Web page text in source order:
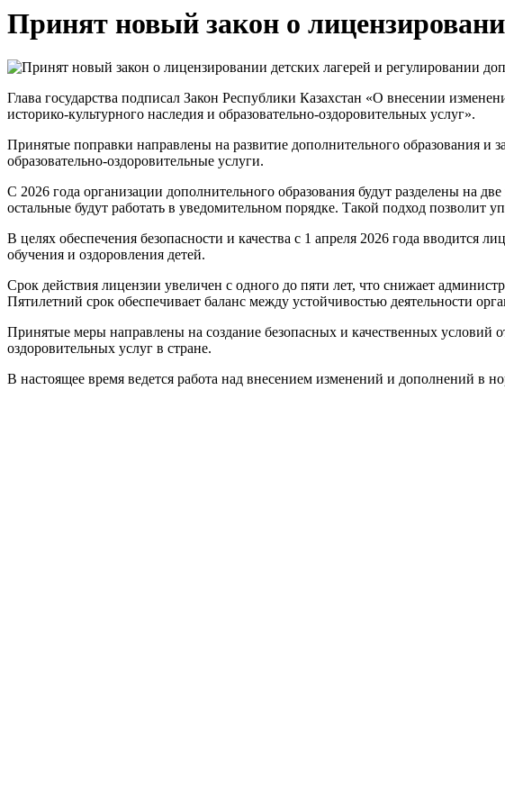
Принят новый закон о
Глава государства подписал Закон Республики Казахстан «О внесении
историко-культурного наследия и образовательно-оздоровительных услуг».
Принятые поправки направлены на развитие дополнительного образования и
образовательно-оздоровительные услуги.
С 2026 года организации дополнительного образования будут разделены на
остальные будут работать в уведомительном порядке. Такой подход позволит
В целях обеспечения безопасности и качества с 1 апреля 2026 года вводится
обучения и оздоровления детей.
Срок действия лицензии увеличен с одного до пяти лет, что снижает
Пятилетний срок обеспечивает баланс между устойчивостью деятельности
Принятые меры направлены на создание безопасных и качественных условий
оздоровительных услуг в стране.
В настоящее время ведется работа над внесением изменений и дополнений в